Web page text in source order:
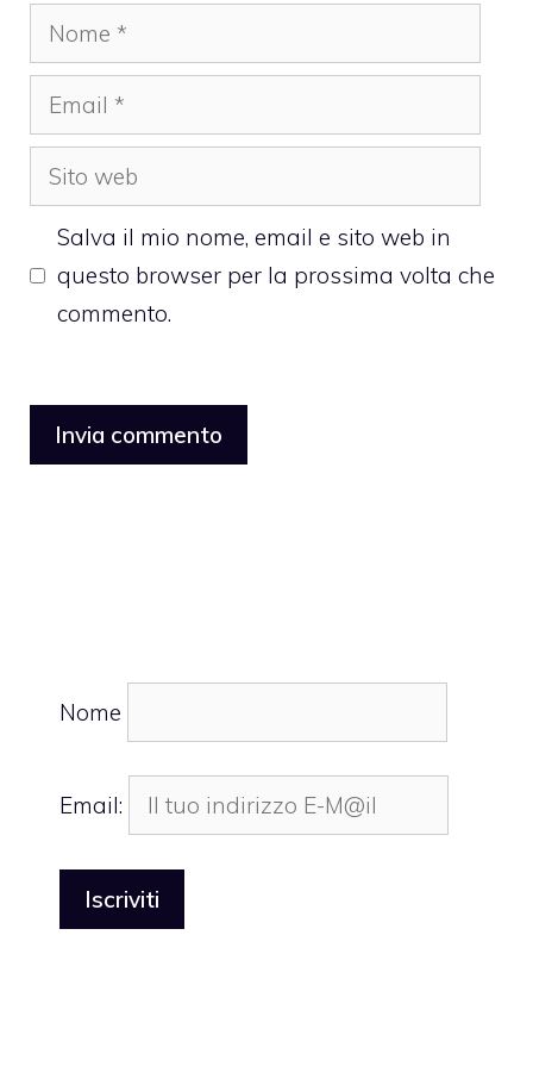
Nome
Email
Sito
web
Salva il mio nome, email e sito web in
questo browser per la prossima volta che
commento.
Nome
Email: